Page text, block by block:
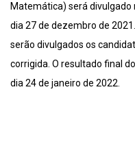
Matemática) será divulgado
dia 27 de dezembro de
serão divulgados os
corrigida. O resultado final
dia 24 de janeiro de 2022.